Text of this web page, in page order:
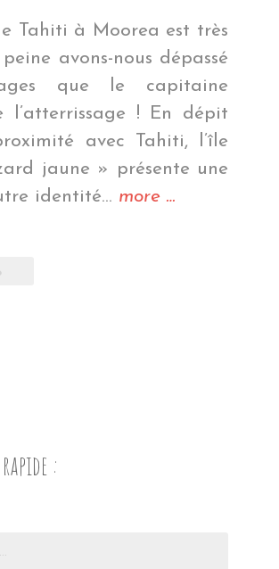
Tahiti à Moorea est très
avons-nous dépassé
que le capitaine
l’atterrissage ! En dépit
avec Tahiti, l’île
jaune » présente une
identité… more « (Raie)ve
…
rapide :